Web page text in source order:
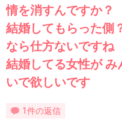
情を消すんですか？
結婚してもらった側
なら仕方ないですね
結婚してる女性が
いで欲しいです
1件の返信